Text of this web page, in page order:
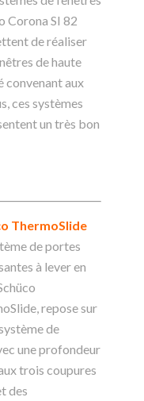
Corona SI 82
de réaliser
de haute
convenant aux
ces systèmes
un très bon
ThermoSlide
de portes
à lever en
repose sur
de
une profondeur
trois coupures
des